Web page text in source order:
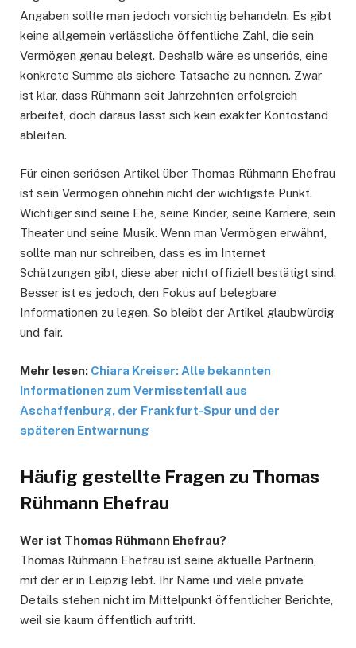
Angaben sollte man jedoch vorsichtig behandeln. Es gibt
keine allgemein verlässliche öffentliche Zahl, die sein
Vermögen genau belegt. Deshalb wäre es unseriös, eine
konkrete Summe als sichere Tatsache zu nennen. Zwar
ist klar, dass Rühmann seit Jahrzehnten erfolgreich
arbeitet, doch daraus lässt sich kein exakter Kontostand
ableiten.
Für einen seriösen Artikel über Thomas Rühmann Ehefrau
ist sein Vermögen ohnehin nicht der wichtigste Punkt.
Wichtiger sind seine Ehe, seine Kinder, seine Karriere, sein
Theater und seine Musik. Wenn man Vermögen erwähnt,
sollte man nur schreiben, dass es im Internet
Schätzungen gibt, diese aber nicht offiziell bestätigt sind.
Besser ist es jedoch, den Fokus auf belegbare
Informationen zu legen. So bleibt der Artikel glaubwürdig
und fair.
Mehr lesen: Chiara Kreiser: Alle bekannten
Informationen zum Vermisstenfall aus
Aschaffenburg, der Frankfurt-Spur und der
späteren Entwarnung
Häufig gestellte Fragen zu Thomas
Rühmann Ehefrau
Wer ist Thomas Rühmann Ehefrau?
Thomas Rühmann Ehefrau ist seine aktuelle Partnerin,
mit der er in Leipzig lebt. Ihr Name und viele private
Details stehen nicht im Mittelpunkt öffentlicher Berichte,
weil sie kaum öffentlich auftritt.